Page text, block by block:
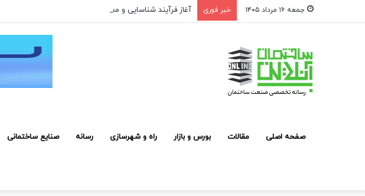
جمعه ۱۶ مرداد ۱۴۰۵ خبر فوری آغاز فرآیند شناسایی و معرفی کارکنان حائز شرایط برای
صفحه اصلی مقالات بورس و بازار راه و شهرسازی رسانه صنایع ساختمانی